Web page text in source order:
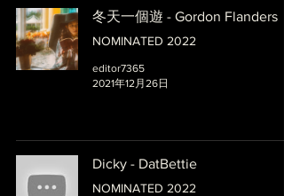
冬天一個遊 - Gordon Flanders
NOMINATED 2022
editor7365
2021年12月26日
Dicky - DatBettie
NOMINATED 2022